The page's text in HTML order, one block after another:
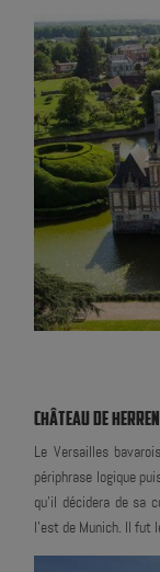
CHÂTEAU DE
Le Versailles
périphrase logique
qu'il décidera de sa
l'est de Munich. Il fut